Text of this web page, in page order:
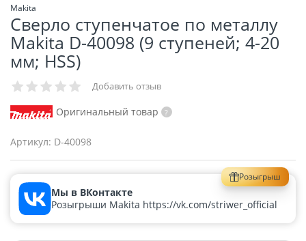
Makita
Сверло ступенчатое по металлу
Makita D-40098 (9 ступеней; 4-20
мм; HSS)
Добавить отзыв
Оригинальный товар
Артикул: D-40098
Розыгрыш
Мы в ВКонтакте
Розыгрыши Makita https://vk.com/striwer_official